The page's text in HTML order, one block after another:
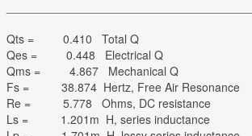
Qts = 0.410 Total Q
Qes = 0.448 Electrical Q
Qms = 4.867 Mechanical Q
Fs = 38.874 Hertz, Free Air Resonance
Re = 5.778 Ohms, DC resistance
Ls = 1.201m H, series inductance